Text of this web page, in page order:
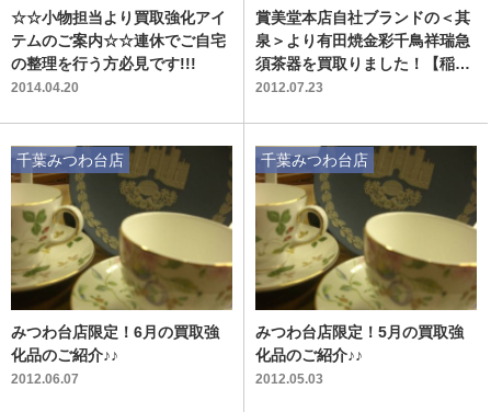
☆☆小物担当より買取強化アイ
テムのご案内☆☆連休でご自宅
の整理を行う方必見です!!!
2014.04.20
賞美堂本店自社ブランドの＜其
泉＞より有田焼金彩千鳥祥瑞急
須茶器を買取りました！【稲城
若葉台店】
2012.07.23
みつわ台店限定！6月の買取強
化品のご紹介♪♪
2012.06.07
千葉みつわ台店
みつわ台店限定！5月の買取強
化品のご紹介♪♪
2012.05.03
千葉みつわ台店